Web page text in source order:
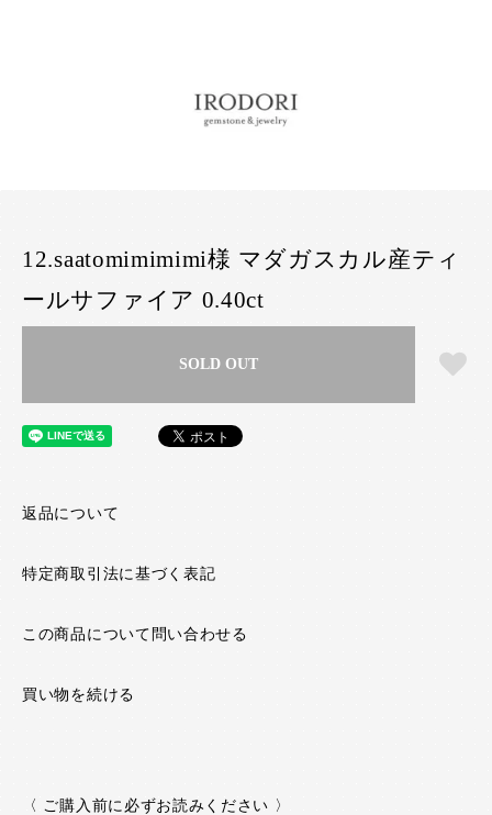
12.saatomimimimi様 マダガスカル産ティ
ールサファイア 0.40ct
SOLD OUT
返品について
特定商取引法に基づく表記
この商品について問い合わせる
買い物を続ける
〈 ご購入前に必ずお読みください 〉